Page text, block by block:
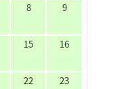
8 9
15 16
22 23